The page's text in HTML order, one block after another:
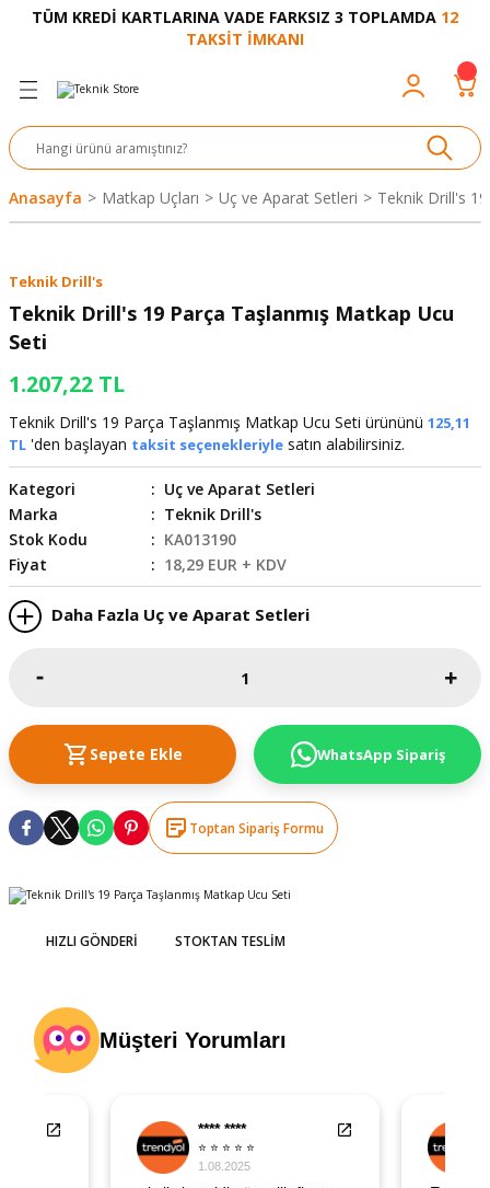
TÜM KREDİ KARTLARINA VADE FARKSIZ 3 TOPLAMDA 12
TAKSİT İMKANI
Geri Dön
Siperlik
Geri Dön
Bot
Geri Dön
ve Aksesuar
Makinesi
Üfleme
Geri Dön
Makinesi
Geri Dön
Geri Dön
Bantlar
Geri Dön
Geri Dön
ve Ürünleri
Cobot
Geri Dön
ve Aksesuarı
Anasayfa Matkap Uçları Uç ve Aparat Setleri Teknik Drill's
Teknik Drill's
Teknik Drill's 19 Parça Taşlanmış Matkap Ucu
Seti
1.207,22 TL
Teknik Drill's 19 Parça Taşlanmış Matkap Ucu Seti ürününü 125,11
TL 'den başlayan taksit seçenekleriyle satın alabilirsiniz.
Kategori
Uç ve Aparat Setleri
Marka
Teknik Drill's
Stok Kodu
KA013190
Fiyat
18,29 EUR + KDV
Daha Fazla Uç ve Aparat Setleri
Sepete Ekle WhatsApp Sipariş
Toptan Sipariş Formu
HIZLI GÖNDERI STOKTAN TESLIM